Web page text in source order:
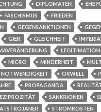
DIPLOMATEN
EHE
FASCHISMUS
FRIEDEN
GEGENSANKTIONEN
GIER GLEICHHEIT
LEGITIMATION
MICRO MINDERHEIT
NOTWENDIGKEIT ORWELL
PROPAGANDA
SANKRIONEN
STROMKOSTEN